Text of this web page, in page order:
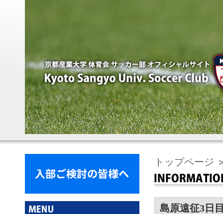
トップページ
島原遠征3日